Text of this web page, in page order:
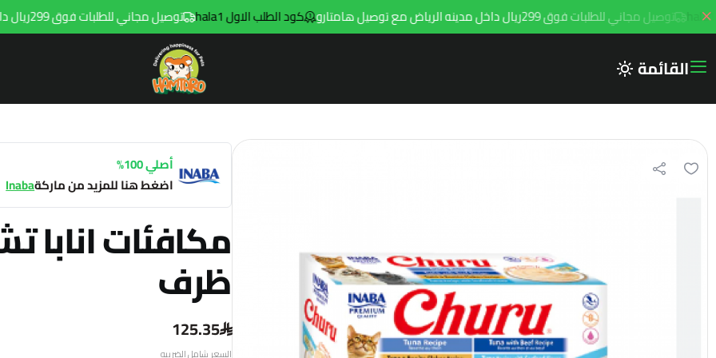
توصيل مجاني للطلبات فوق 299ريال داخل مدينه الرياض مع توصيل هامتارو كود الطلب الاول hala1 توصيل مجاني للطلبات فوق 299ريال داخل مدينه الرياض مع توصيل هامتارو
القائمة Hamtaro
أصلي 100%
اضغط هنا للمزيد من ماركةInaba
ظرف
125.35
السعر شامل الضريبه